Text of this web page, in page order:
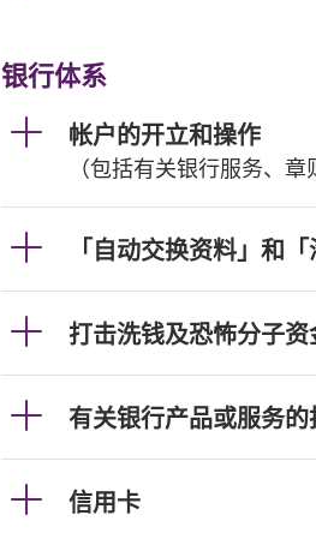
银行体系
帐户的开立和操作
（包括有关银行服务、
「自动交换资料」和
打击洗钱及恐怖分子资
有关银行产品或服务的
信用卡